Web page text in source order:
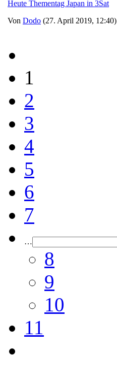
Heute Thementag Japan in 3Sat
Von Dodo (27. April 2019, 12:40)
1
2
3
4
5
6
7
…
8
9
10
11